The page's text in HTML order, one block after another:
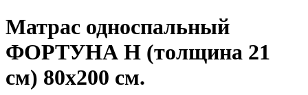
Матрас односпальный
ФОРТУНА Н (толщина 21
см) 80х200 см.